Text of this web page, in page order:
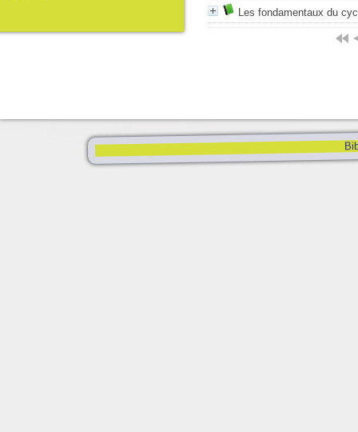
Les fondamentaux du